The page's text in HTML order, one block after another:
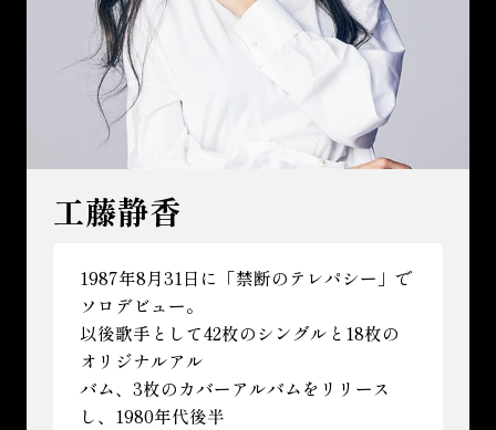
工藤静香
1987年8月31日に「禁断のテレパシー」で
ソロデビュー。
以後歌手として42枚のシングルと 18枚の
オリジナルアル
バム、3枚のカバーアルバムをリリース
し、1980年代後半